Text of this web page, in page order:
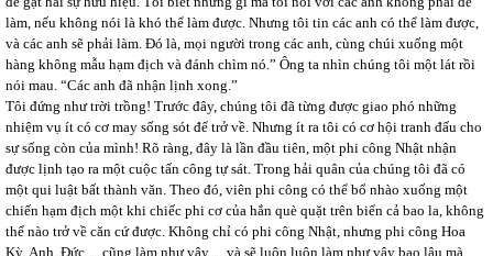
làm, nếu không nói là khó thể làm được. Nhưng tôi tin các anh có thể làm được,
và các anh sẽ phải làm. Đó là, mọi người trong các anh, cùng chúi xuống một
hàng không mẫu hạm địch và đánh chìm nó.” Ông ta nhìn chúng tôi một lát rồi
nói mau. “Các anh đã nhận lịnh xong.”
Tôi đứng như trời trồng! Trước đây, chúng tôi đã từng được giao phó những
nhiệm vụ ít có cơ may sống sót để trở về. Nhưng ít ra tôi có cơ hội tranh đấu cho
sự sống còn của mình! Rõ ràng, đây là lần đầu tiên, một phi công Nhật nhận
được lịnh tạo ra một cuộc tấn công tự sát. Trong hải quân của chúng tôi đã có
một qui luật bất thành văn. Theo đó, viên phi công có thể bổ nhào xuống một
chiến hạm địch một khi chiếc phi cơ của hắn què quặt trên biển cả bao la, không
thể nào trở về căn cứ được. Không chỉ có phi công Nhật, nhưng phi công Hoa
Kỳ, Anh, Đức… cũng làm như vậy… và sẽ luôn luôn làm như vậy bao lâu mà